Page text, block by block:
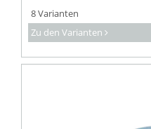
8 Varianten
Zu den Varianten